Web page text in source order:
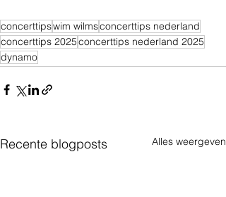
concerttipswim wilmsconcerttips nederland
concerttips 2025concerttips nederland 2025
dynamo
Recente blogposts Alles weergeven